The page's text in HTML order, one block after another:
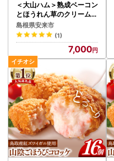
＜大山ハム＞熟成ベーコン
とほうれん草のクリームコ
ロッケ 冷凍（CF-3）【ご
ちそう 美味しい パーティ
ー おもてなし 人気 簡単 時
短 小分け おかず コロッケ
旨味 なめらか とろとろ 洋
食 贅沢 ご自宅用 贈答 ギフ
ト 揚げるだけ 島根県 安来
市】 【07-EF-01】
島根県安来市
(1)
7,000